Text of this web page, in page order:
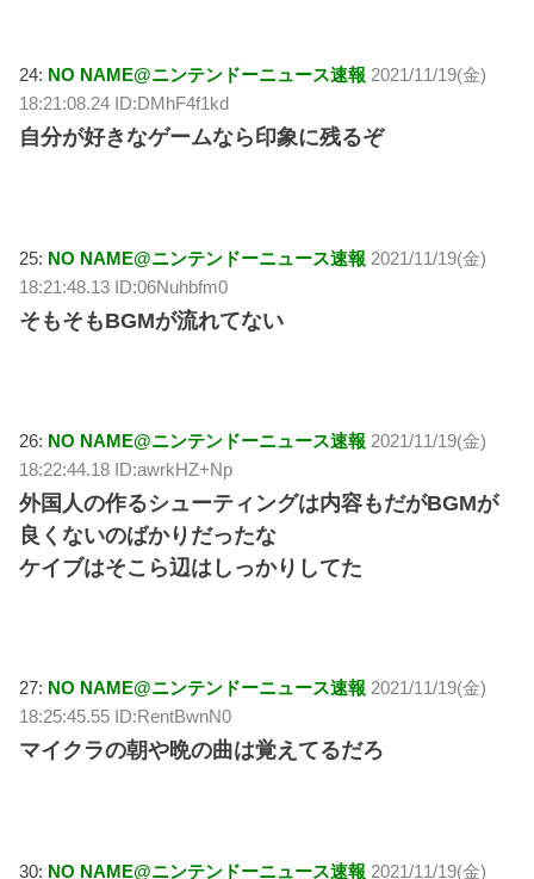
24: NO NAME@ニンテンドーニュース速報 2021/11/19(金)
18:21:08.24 ID:DMhF4f1kd
自分が好きなゲームなら印象に残るぞ
25: NO NAME@ニンテンドーニュース速報 2021/11/19(金)
18:21:48.13 ID:06Nuhbfm0
そもそもBGMが流れてない
26: NO NAME@ニンテンドーニュース速報 2021/11/19(金)
18:22:44.18 ID:awrkHZ+Np
外国人の作るシューティングは内容もだがBGMが
良くないのばかりだったな
ケイブはそこら辺はしっかりしてた
27: NO NAME@ニンテンドーニュース速報 2021/11/19(金)
18:25:45.55 ID:RentBwnN0
マイクラの朝や晩の曲は覚えてるだろ
30: NO NAME@ニンテンドーニュース速報 2021/11/19(金)